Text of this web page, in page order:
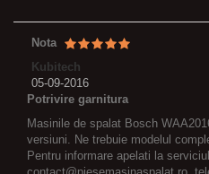
Nota
Kubitech
05-09-2016
Potrivire garnitura
Masinile de spalat Bosch
versiuni. Ne trebuie modelul
Pentru informare apelati la